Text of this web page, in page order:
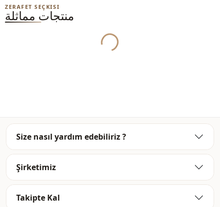
قماش
القالب قالب عريض
كاحل
الخصر خصر عالي
جيب
ZERAFET SEÇKISI
منتجات مماثلة Yukleniyor...
Size nasıl yardım edebiliriz ?
Şirketimiz
Takipte Kal